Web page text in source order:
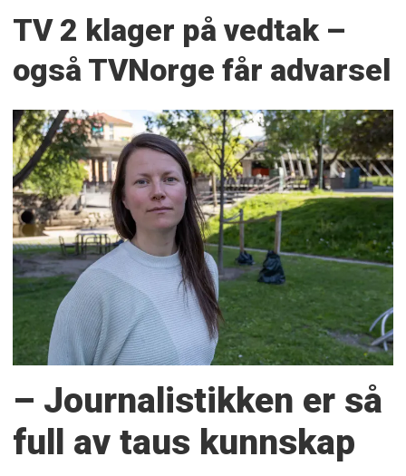
TV 2 klager på vedtak –
også TVNorge får advarsel
– Journalistikken er så
full av taus kunnskap